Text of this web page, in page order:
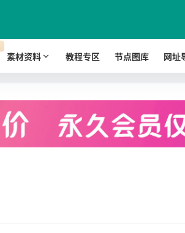
素材资料 教程专区 节点图库 网址